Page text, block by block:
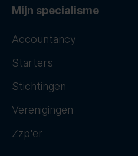
Mijn specialisme
Accountancy
Starters
Stichtingen
Verenigingen
Zzp'er